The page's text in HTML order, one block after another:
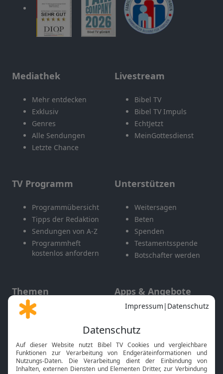
Mediathek
Mehr entdecken
Exklusiv
Genres
Alle Sendungen
Letzte Chance
Livestream
Bibel TV
Bibel TV Impuls
EchtJetzt
MeinGottesdienst
TV Programm
Programmübersicht
Tipps der Redaktion
Sendungen von A-Z
Programmheft
kostenlos anfordern
Unterstützen
Weitersagen
Beten
Spenden
Testamentsspende
Botschafter werden
Themen
Gott und Bibel erklärt
Neuigkeiten
Apps & Angebote
Mobile App
Smart TV
HbbTV